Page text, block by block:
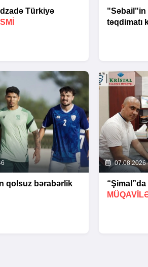
Türkiyə
"Səbail"in
təqdimatı
qolsuz bərabərlik
07.08.2026